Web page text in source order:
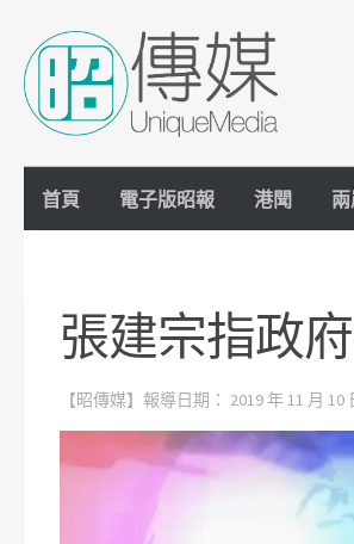
Skip to content
首頁 電子版昭報 港聞
張建宗指政
【昭傳媒】報導日期： 2019 年 11 月 10